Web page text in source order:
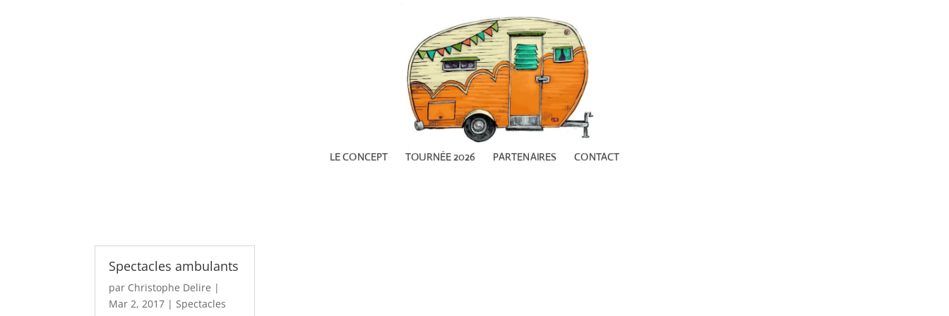
LE CONCEPT TOURNÉE 2026 PARTENAIRES CONTACT
Spectacles ambulants
par Christophe Delire |
Mar 2, 2017 |Spectacles